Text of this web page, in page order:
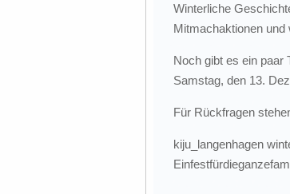
Winterliche
Mitmachaktionen und
Noch gibt es ein paar
Samstag, den 13.
Für Rückfragen
kiju_langenhagen